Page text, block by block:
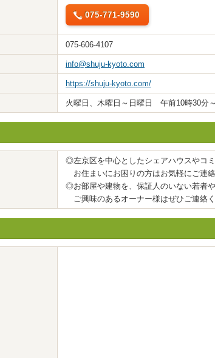
075-771-9590
075-606-4107
info@shuju-kyoto.com
https://shuju-kyoto.com/
火曜日、木曜日～日曜日 午前10時30分
◎左京区を中心としたシェアハウスやコ
お住まいにお困りの方はお気軽にご連絡
◎お部屋や建物を、保証人のいない若者
ご興味のあるオーナー様はぜひご連絡く